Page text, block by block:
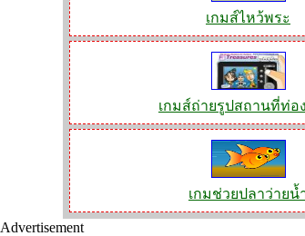
เกมส์ไหว้พระ
เกมส์ถ่ายรูปสถานที่ท่อ
เกมช่วยปลาว่ายน้
Advertisement